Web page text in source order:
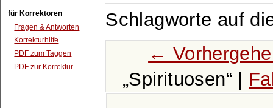
für Korrektoren
Fragen & Antworten
Korrekturhilfe
PDF zum Taggen
PDF zur Korrektur
Schlagworte auf
←
Spirituosen |